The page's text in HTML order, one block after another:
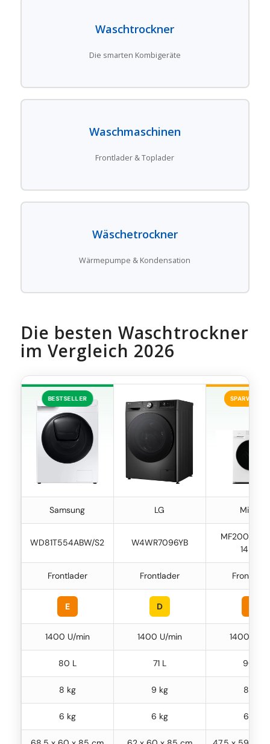
Waschtrockner
Die smarten Kombigeräte
Waschmaschinen
Frontlader & Toplader
Wäschetrockner
Wärmepumpe & Kondensation
Die besten Waschtrockner
im Vergleich 2026
BESTSELLER
Samsung LG Midea
WD81T554ABW/S2 W4WR7096YB
14EAS
Frontlader Frontlader
E D
1400 U/min 1400 U/min 1400 U/
80 L 71 L 90 L
8 kg 9 kg 8 kg
6 kg 6 kg 6 kg